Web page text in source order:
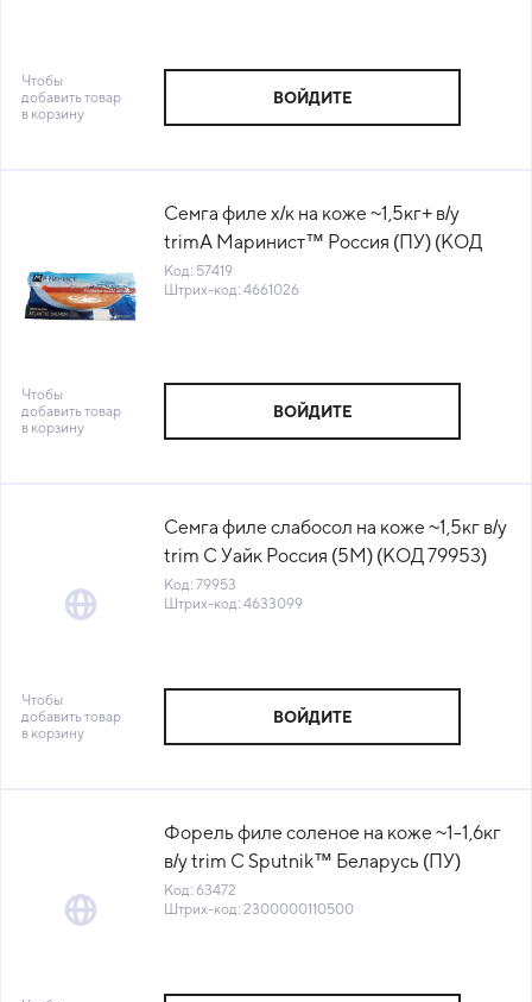
Чтобы
добавить товар
в корзину
ВОЙДИТЕ
Семга филе х/к на коже ~1,5кг+ в/у
trimА Маринист™ Россия (ПУ) (КОД
57419) (-18°С)
Код: 57419
Штрих-код: 4661026
Чтобы
добавить товар
в корзину
ВОЙДИТЕ
Семга филе слабосол на коже ~1,5кг в/у
trim C Уайк Россия (5М) (КОД 79953)
(-18°С)
Код: 79953
Штрих-код: 4633099
Чтобы
добавить товар
в корзину
ВОЙДИТЕ
Форель филе соленое на коже ~1-1,6кг
в/у trim C Sputnik™ Беларусь (ПУ)
(УТ-1882) (КОР) (КОД 63472)(-18°С)
Код: 63472
Штрих-код: 2300000110500